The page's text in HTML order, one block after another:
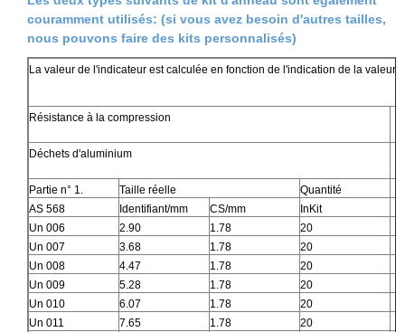
couramment utilisés: (si vous avez besoin d'autres tailles,
nous pouvons faire des kits personnalisés)
La valeur de l'indicateur est calculée en fonction de l'indication de la valeur
Résistance à la compression
Déchets d'aluminium
Partie n° 1. Taille réelle
Quantité
AS 568
Identifiant/mm CS/mm
InKit
Un 006
2.90 1.78
20
Un 007
3.68 1.78
20
Un 008
4.47 1.78
20
Un 009
5.28 1.78
20
Un 010
6.07 1.78
20
Un 011
7.65 1.78
20